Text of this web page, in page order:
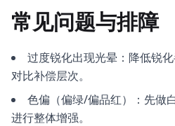
常见问题与排障
过度锐化出现光晕：降低锐
对比补偿层次。
色偏（偏绿/偏品红）：先做
进行整体增强。